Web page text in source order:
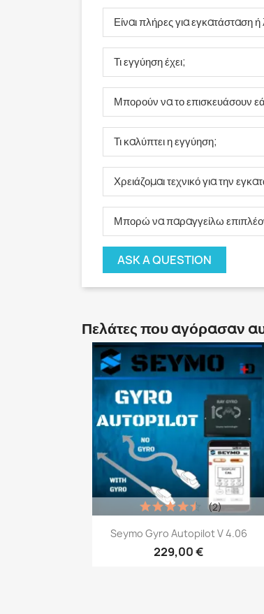
Είναι πλήρες για εγκατάσταση ή
Τι εγγύηση έχει;
Μπορούν να το επισκευάσουν
Τι καλύπτει η εγγύηση;
Χρειάζομαι τεχνικό για την
Μπορώ να παραγγείλω επιπλέον
ASK A QUESTION
Πελάτες που αγόρασαν
Γρήγορη προβολή
Seymo Gyro Autopilot V 4.06
229,00 €
(2)